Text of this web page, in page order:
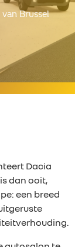
Brussel
Dacia
dan ooit,
een breed